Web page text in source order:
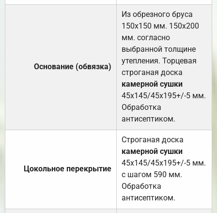
Основание (обвязка)
Из обрезного бруса
150х150 мм. 150х200
мм. согласно
выбранной толщине
утепления. Торцевая
строганая доска
камерной сушки
45х145/45х195+/-5 мм.
Обработка
антисептиком.
Цокольное перекрытие
Строганая доска
камерной сушки
45х145/45х195+/-5 мм.
с шагом 590 мм.
Обработка
антисептиком.